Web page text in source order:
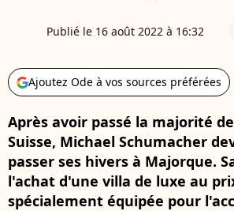
Publié le 16 août 2022 à 16:32
Ajoutez Ode à vos sources préférées
Après avoir passé la majorité
Suisse, Michael Schumacher
passer ses hivers à Majorque.
l'achat d'une villa de luxe au
spécialement équipée pour